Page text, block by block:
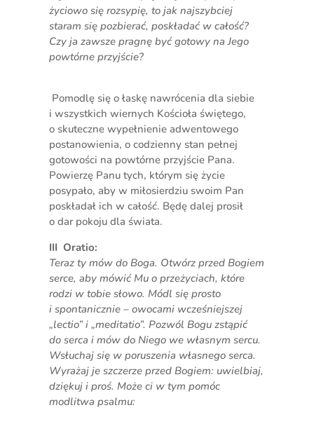
życiowo się rozsypię, to jak najszybciej
staram się pozbierać, poskładać w całość?
Czy ja zawsze pragnę być gotowy na Jego
powtórne przyjście?
Pomodlę się o łaskę nawrócenia dla siebie
i wszystkich wiernych Kościoła świętego,
o skuteczne wypełnienie adwentowego
postanowienia, o codzienny stan pełnej
gotowości na powtórne przyjście Pana.
Powierzę Panu tych, którym się życie
posypało, aby w miłosierdziu swoim Pan
poskładał ich w całość. Będę dalej prosił
o dar pokoju dla świata.
III Oratio:
Teraz ty mów do Boga. Otwórz przed Bogiem
serce, aby mówić Mu o przeżyciach, które
rodzi w tobie słowo. Módl się prosto
i spontanicznie – owocami wcześniejszej
„lectio” i „meditatio”. Pozwól Bogu zstąpić
do serca i mów do Niego we własnym sercu.
Wsłuchaj się w poruszenia własnego serca.
Wyrażaj je szczerze przed Bogiem: uwielbiaj,
dziękuj i proś. Może ci w tym pomóc
modlitwa psalmu: